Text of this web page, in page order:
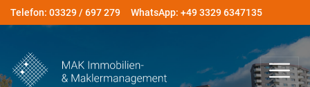
Telefon: 03329 / 697 279 WhatsApp: +49 3329 6347135